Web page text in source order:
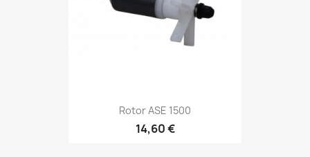
Rotor ASE 1500
14,60 €